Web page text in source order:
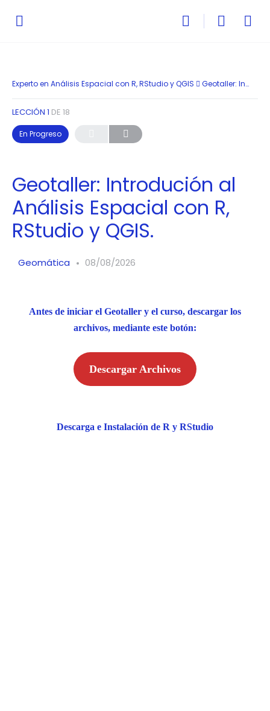
Experto en Análisis Espacial con R, RStudio y QGIS Geotaller: Introdución al Análisis Espacial con R, RStudio y QGIS.
LECCIÓN 1 DE 18
En Progreso
Geotaller: Introdución al
Análisis Espacial con R,
RStudio y QGIS.
Geomática 08/08/2026
Antes de iniciar el Geotaller y el curso, descargar los
archivos, mediante este botón:
Descargar Archivos
Descarga e Instalación de R y RStudio